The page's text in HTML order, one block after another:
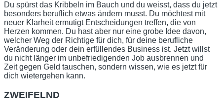
Du spürst das Kribbeln im Bauch und du weisst, dass du jetzt
besonders beruflich etwas ändern musst. Du möchtest mit
neuer Klarheit ermutigt Entscheidungen treffen, die von
Herzen kommen. Du hast aber nur eine grobe Idee davon,
welcher Weg der Richtige für dich, für deine berufliche
Veränderung oder dein erfüllendes Business ist. Jetzt willst
du nicht länger im unbefriedigenden Job ausbrennen und
Zeit gegen Geld tauschen, sondern wissen, wie es jetzt für
dich wietergehen kann.
ZWEIFELND